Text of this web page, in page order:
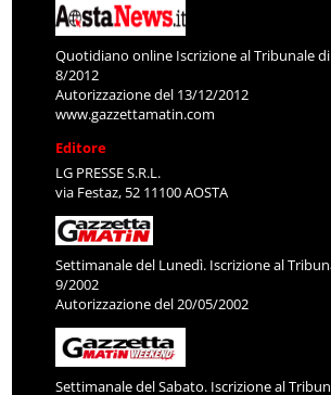
Quotidiano online Iscrizione al Tribunale
8/2012
Autorizzazione del 13/12/2012
www.gazzettamatin.com
Editore
LG PRESSE S.R.L.
via Festaz, 52 11100 AOSTA
Settimanale del Lunedì. Iscrizione al
9/2002
Autorizzazione del 20/05/2002
Settimanale del Sabato. Iscrizione al